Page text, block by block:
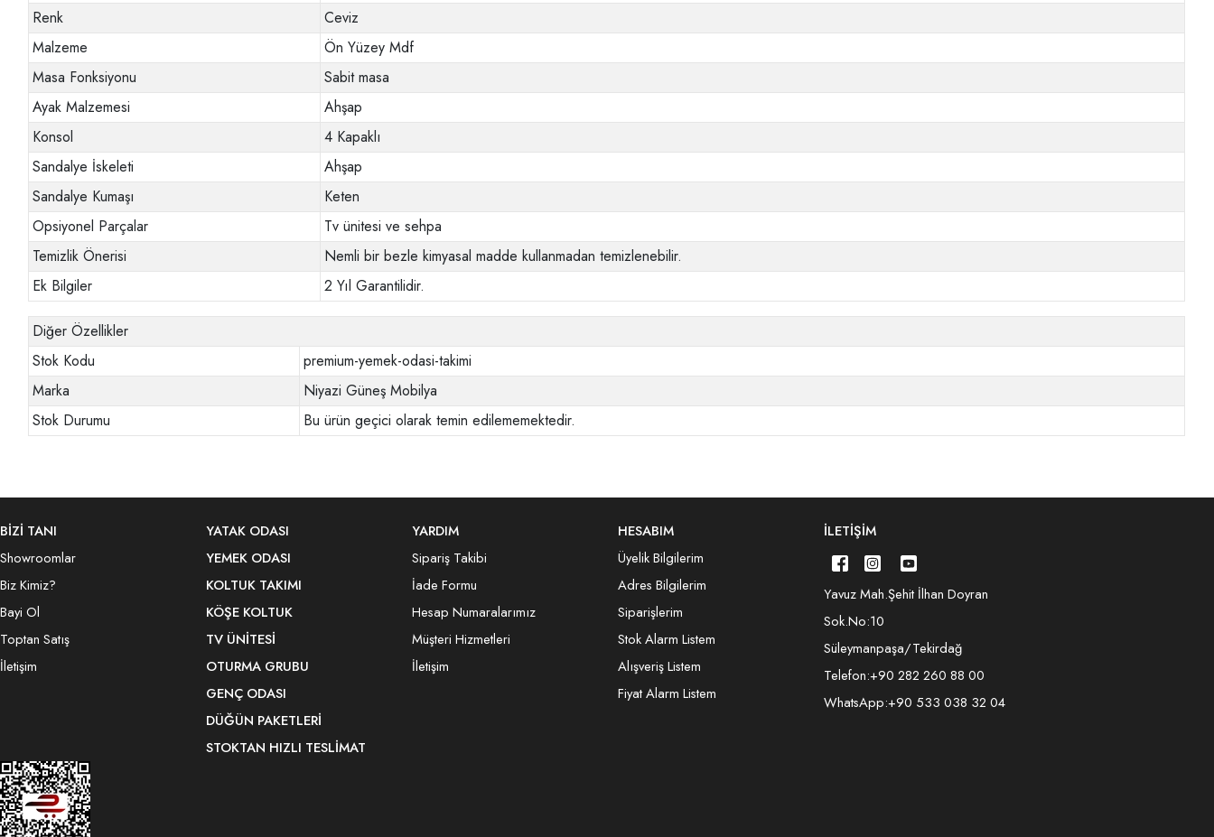
Renk
Ceviz
Malzeme
Ön Yüzey Mdf
Masa Fonksiyonu
Sabit masa
Ayak Malzemesi
Ahşap
Konsol
4 Kapaklı
Sandalye İskeleti
Ahşap
Sandalye Kumaşı
Keten
Opsiyonel Parçalar
Tv ünitesi ve sehpa
Temizlik Önerisi
Nemli bir bezle kimyasal madde kullanmadan temizlenebilir.
Ek Bilgiler
2 Yıl Garantilidir.
Diğer Özellikler
Stok Kodu
premium-yemek-odasi-takimi
Marka
Niyazi Güneş Mobilya
Stok Durumu
Bu ürün geçici olarak temin edilememektedir.
BİZİ TANI
Showroomlar
Biz Kimiz?
Bayi Ol
Toptan Satış
İletişim
YATAK ODASI
YEMEK ODASI
KOLTUK TAKIMI
KÖŞE KOLTUK
TV ÜNITESI
OTURMA GRUBU
GENÇ ODASI
DÜĞÜN PAKETLERI
STOKTAN HIZLI TESLIMAT
YARDIM
Sipariş Takibi
İade Formu
Hesap Numaralarımız
Müşteri Hizmetleri
İletişim
HESABIM
Üyelik Bilgilerim
Adres Bilgilerim
Siparişlerim
Stok Alarm Listem
Alışveriş Listem
Fiyat Alarm Listem
İLETIŞIM
Yavuz Mah.Şehit İlhan Doyran
Sok.No:10
Süleymanpaşa/Tekirdağ
Telefon:+90 282 260 88 00
WhatsApp:+90 533 038 32 04